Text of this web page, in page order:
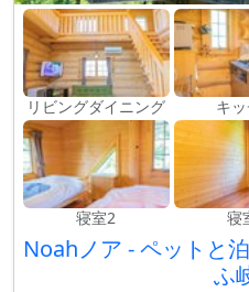
リビングダイニング キ
寝室2 寝
Noahノア - ペットと
ふ